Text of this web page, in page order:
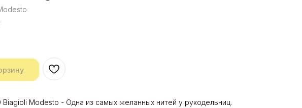
Biagioli Modesto - Одна из самых желанных нитей у рукодельниц.